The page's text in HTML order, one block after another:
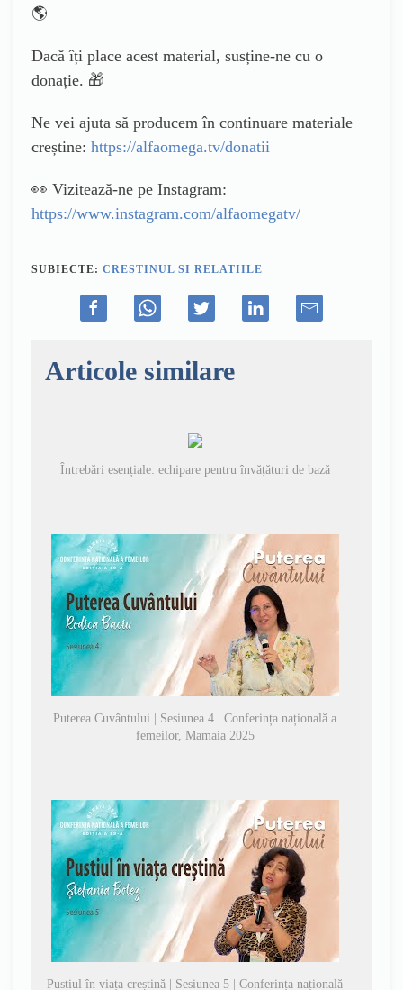
🌎
Dacă îți place acest material, susține-ne cu o
donație. 🎁
Ne vei ajuta să producem în continuare materiale
creștine: https://alfaomega.tv/donatii
👀 Vizitează-ne pe Instagram:
https://www.instagram.com/alfaomegatv/
SUBIECTE: CRESTINUL SI RELATIILE
Articole similare
Întrebări esențiale: echipare pentru învățături de bază
Puterea Cuvântului | Sesiunea 4 | Conferința națională a
femeilor, Mamaia 2025
Pustiul în viața creștină | Sesiunea 5 | Conferința națională